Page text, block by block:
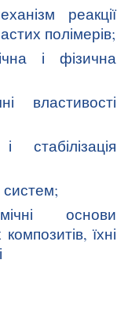
реакції
полімерів;
і фізична
властивості
стабілізація
систем;
основи
їхні